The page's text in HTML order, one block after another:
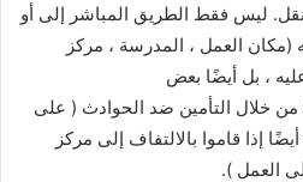
ليس فقط الطريق المباشر إلى أو
العمل ، المدرسة ، مركز
، بل أيضًا بعض
من خلال التأمين ضد الحوادث ( على
إذا قاموا بالالتفاف إلى مركز
العمل ).